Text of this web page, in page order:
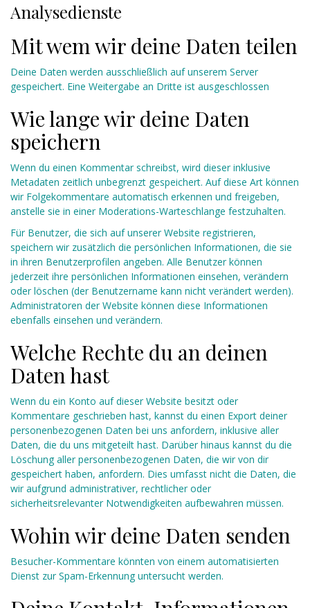
Analysedienste
Mit wem wir deine Daten teilen
Deine Daten werden ausschließlich auf unserem Server
gespeichert. Eine Weitergabe an Dritte ist ausgeschlossen
Wie lange wir deine Daten
speichern
Wenn du einen Kommentar schreibst, wird dieser inklusive
Metadaten zeitlich unbegrenzt gespeichert. Auf diese Art können
wir Folgekommentare automatisch erkennen und freigeben,
anstelle sie in einer Moderations-Warteschlange festzuhalten.
Für Benutzer, die sich auf unserer Website registrieren,
speichern wir zusätzlich die persönlichen Informationen, die sie
in ihren Benutzerprofilen angeben. Alle Benutzer können
jederzeit ihre persönlichen Informationen einsehen, verändern
oder löschen (der Benutzername kann nicht verändert werden).
Administratoren der Website können diese Informationen
ebenfalls einsehen und verändern.
Welche Rechte du an deinen
Daten hast
Wenn du ein Konto auf dieser Website besitzt oder
Kommentare geschrieben hast, kannst du einen Export deiner
personenbezogenen Daten bei uns anfordern, inklusive aller
Daten, die du uns mitgeteilt hast. Darüber hinaus kannst du die
Löschung aller personenbezogenen Daten, die wir von dir
gespeichert haben, anfordern. Dies umfasst nicht die Daten, die
wir aufgrund administrativer, rechtlicher oder
sicherheitsrelevanter Notwendigkeiten aufbewahren müssen.
Wohin wir deine Daten senden
Besucher-Kommentare könnten von einem automatisierten
Dienst zur Spam-Erkennung untersucht werden.